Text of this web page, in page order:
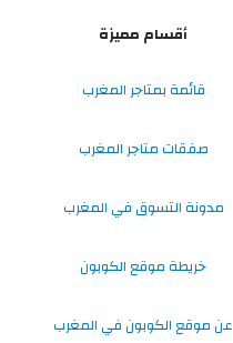
أقسام مميزة
قائمة بمتاجر المغرب
صفقات متاجر المغرب
مدونة التسوق في المغرب
خريطة موقع الكوبون
عن موقع الكوبون في المغرب